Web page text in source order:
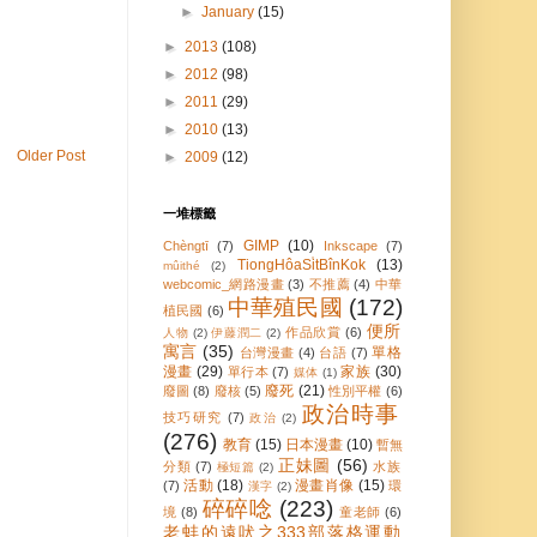
Older Post
►January(15)
► 2013 (108)
► 2012 (98)
► 2011 (29)
► 2010 (13)
► 2009 (12)
一堆標籤
Chèngtī (7) GIMP (10) Inkscape (7)
mûithé (2) TiongHôaSi̍tBînKok (13)
webcomic_網路漫畫 (3) 不推薦 (4) 中華
植民國 (6) 中華殖民國 (172)
人物 (2) 伊藤潤二 (2) 作品欣賞 (6) 便所
寓言 (35) 台灣漫畫 (4) 台語 (7) 單格
漫畫 (29) 單行本 (7) 媒体 (1) 家族 (30)
廢圖 (8) 廢核 (5) 廢死 (21) 性別平權 (6)
技巧研究 (7) 政治 (2) 政治時事
(276) 教育 (15) 日本漫畫 (10) 暫無
分類 (7) 極短篇 (2) 正妹圖 (56) 水族
(7) 活動 (18) 漢字 (2) 漫畫肖像 (15) 環
境 (8) 碎碎唸 (223) 童老師 (6)
老蚌的遠吠之333部落格運動